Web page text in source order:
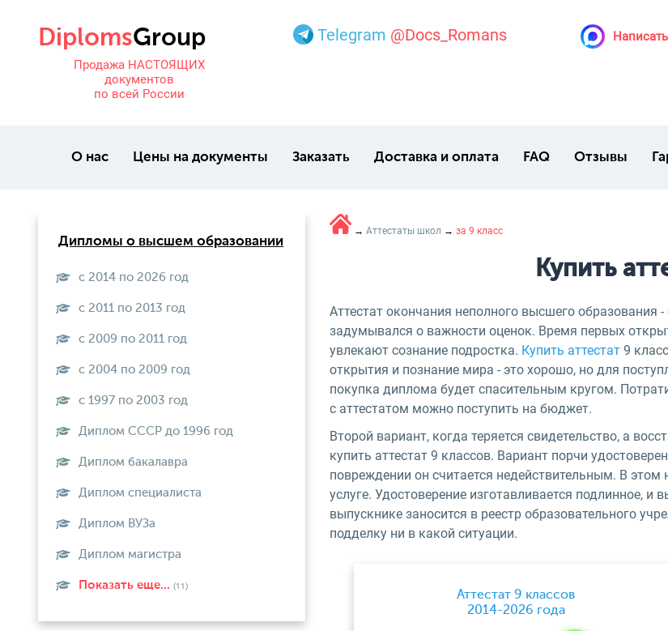
Продажа НАСТОЯЩИХ
документов
по всей России
Telegram @Docs_Romans
О нас Цены на документы Заказать Доставка и оплата FAQ Отзывы
→ Аттестаты школ → за 9 класс
Купить
Аттестат окончания неполного высшего
задумывался о важности оценок. Время первых
увлекают сознание подростка. Купить аттестат 9
открытия и познание мира - это хорошо, но для
покупка диплома будет спасительным кругом.
с аттестатом можно поступить на бюджет.
Второй вариант, когда теряется свидетельство, а
купить аттестат 9 классов. Вариант порчи
повреждении он считается недействительным. В
услуге. Удостоверение изготавливается подлинное,
выпускнике заносится в реестр образовательного
подделку ни в какой ситуации.
Аттестат 9 классов
2014-2026 года
Дипломы о высшем образовании
с 2014 по 2026 год
с 2011 по 2013 год
с 2009 по 2011 год
с 2004 по 2009 год
с 1997 по 2003 год
Диплом СССР до 1996 год
Диплом бакалавра
Диплом специалиста
Диплом ВУЗа
Диплом магистра
Показать еще... (11)